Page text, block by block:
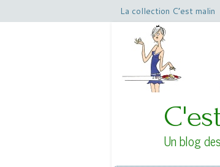
La collection C’est malin
Un blog